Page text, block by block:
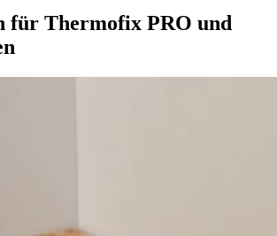
für Thermofix PRO und